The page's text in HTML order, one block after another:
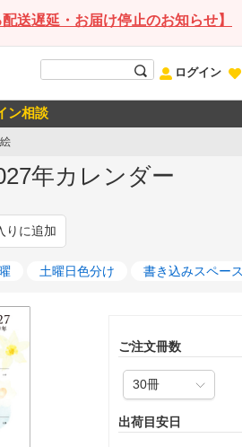
送遅延・お届け停止のお知らせ】
ログイン
ン相談
年カレンダー
りに追加
土曜日色分け 書き込みスペー
ご注文冊数
出荷目安日